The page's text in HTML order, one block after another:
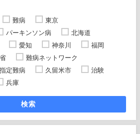
難病
東京
パーキンソン病
北海道
愛知 神奈川
福岡
難病ネットワーク
指定難病 久留米市
治験
兵庫
検索